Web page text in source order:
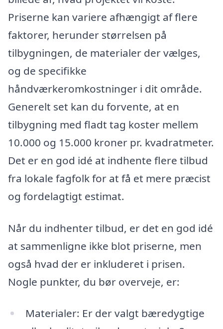
Priserne kan variere afhængigt af flere
faktorer, herunder størrelsen på
tilbygningen, de materialer der vælges,
og de specifikke
håndværkeromkostninger i dit område.
Generelt set kan du forvente, at en
tilbygning med fladt tag koster mellem
10.000 og 15.000 kroner pr. kvadratmeter.
Det er en god idé at indhente flere tilbud
fra lokale fagfolk for at få et mere præcist
og fordelagtigt estimat.
Når du indhenter tilbud, er det en god idé
at sammenligne ikke blot priserne, men
også hvad der er inkluderet i prisen.
Nogle punkter, du bør overveje, er:
Materialer: Er der valgt bæredygtige